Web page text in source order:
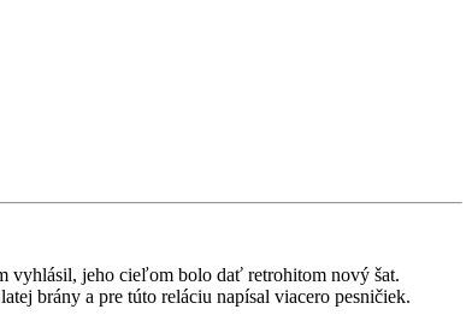
vyhlásil, jeho cieľom bolo dať retrohitom nový šat.
brány a pre túto reláciu napísal viacero pesničiek.